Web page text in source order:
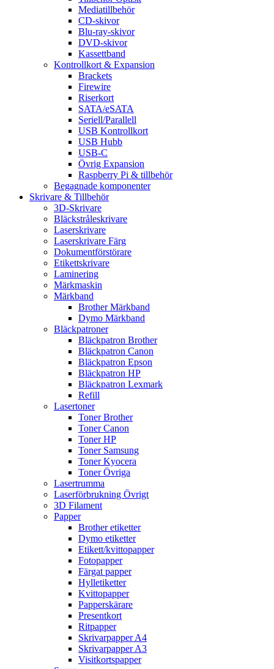
Mediatillbehör
CD-skivor
Blu-ray-skivor
DVD-skivor
Kassettband
Kontrollkort & Expansion
Brackets
Firewire
Riserkort
SATA/eSATA
Seriell/Parallell
USB Kontrollkort
USB Hubb
USB-C
Övrig Expansion
Raspberry Pi & tillbehör
Begagnade komponenter
Skrivare & Tillbehör
3D-Skrivare
Bläckstråleskrivare
Laserskrivare
Laserskrivare Färg
Dokumentförstörare
Etikettskrivare
Laminering
Märkmaskin
Märkband
Brother Märkband
Dymo Märkband
Bläckpatroner
Bläckpatron Brother
Bläckpatron Canon
Bläckpatron Epson
Bläckpatron HP
Bläckpatron Lexmark
Refill
Lasertoner
Toner Brother
Toner Canon
Toner HP
Toner Samsung
Toner Kyocera
Toner Övriga
Lasertrumma
Laserförbrukning Övrigt
3D Filament
Papper
Brother etiketter
Dymo etiketter
Etikett/kvittopapper
Fotopapper
Färgat papper
Hylletiketter
Kvittopapper
Papperskärare
Presentkort
Ritpapper
Skrivarpapper A4
Skrivarpapper A3
Visitkortspapper